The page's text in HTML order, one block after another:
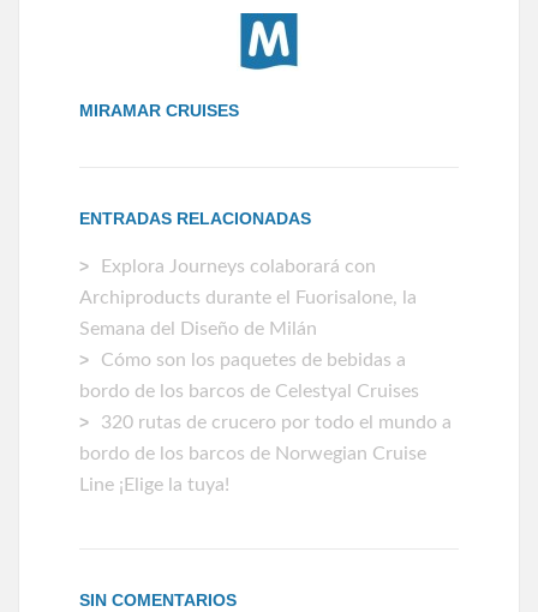
MIRAMAR CRUISES
ENTRADAS RELACIONADAS
Explora Journeys colaborará con
Archiproducts durante el Fuorisalone, la
Semana del Diseño de Milán
Cómo son los paquetes de bebidas a
bordo de los barcos de Celestyal Cruises
320 rutas de crucero por todo el mundo a
bordo de los barcos de Norwegian Cruise
Line ¡Elige la tuya!
SIN COMENTARIOS